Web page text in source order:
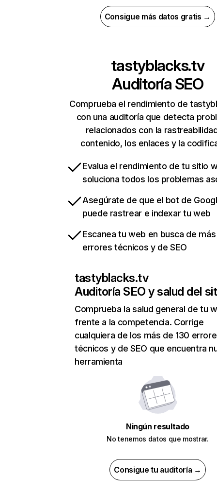
Consigue más datos gratis →
tastyblacks.tv
Auditoría SEO
Comprueba el rendimiento de
con una auditoría que detecta
relacionados con la
contenido, los enlaces y la
Evalua el rendimiento de tu sitio
soluciona todos los problemas
Asegúrate de que el bot de
puede rastrear e indexar tu web
Escanea tu web en busca de
errores técnicos y de SEO
tastyblacks.tv
Auditoría SEO y salud del
Comprueba la salud general de tu
frente a la competencia. Corrige
cualquiera de los más de 130
técnicos y de SEO que encuentra
herramienta
Ningún resultado
No tenemos datos que mostrar.
Consigue tu auditoría →